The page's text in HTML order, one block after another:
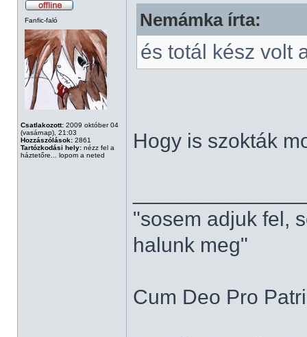
Fanfic-faló
Csatlakozott: 2009 október 04
(vasárnap), 21:03
Hozzászólások: 2861
Tartózkodási hely: nézz fel a
háztetőre... lopom a neted
Nemámka írta:
és totál kész volt
Hogy is szokták
"sosem adjuk fel,
halunk meg"
Cum Deo Pro